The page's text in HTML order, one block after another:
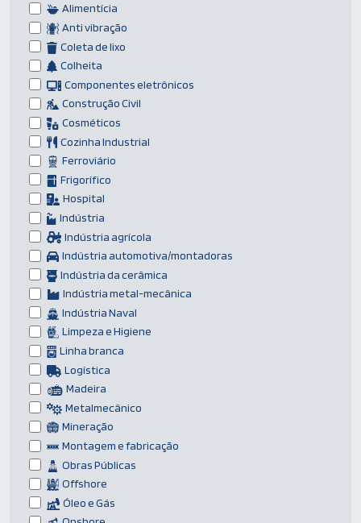
Alimentícia
Anti vibração
Coleta de lixo
Colheita
Componentes eletrônicos
Construção Civil
Cosméticos
Cozinha Industrial
Ferroviário
Frigorífico
Hospital
Indústria
Indústria agrícola
Indústria automotiva/montadoras
Indústria da cerâmica
Indústria metal-mecânica
Indústria Naval
Limpeza e Higiene
Linha branca
Logística
Madeira
Metalmecânico
Mineração
Montagem e fabricação
Obras Públicas
Offshore
Óleo e Gás